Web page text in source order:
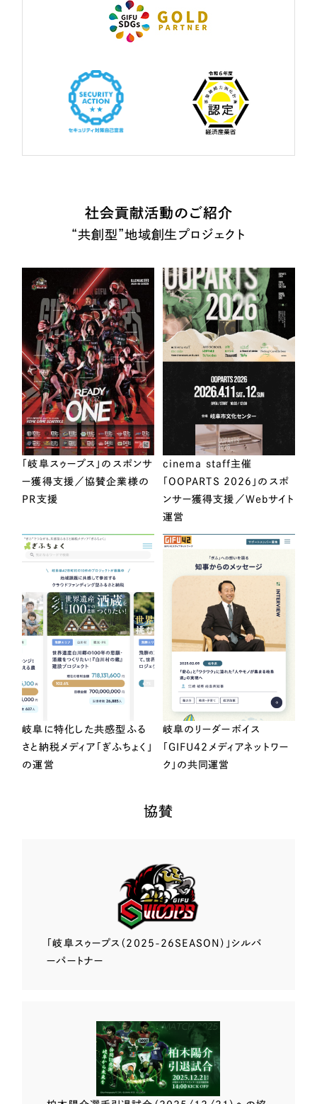
社会貢献活動のご紹介
“共創型”地域創生プロジェクト
「岐阜スゥープス」のスポンサ
ー獲得支援／協賛企業様の
PR支援
cinema staff主催
「OOPARTS 2026」のスポ
ンサー獲得支援／Webサイト
運営
岐阜に特化した共感型ふる
さと納税メディア「ぎふちょく」
の運営
岐阜のリーダーボイス
「GIFU42メディアネットワー
ク」の共同運営
協賛
「岐阜スゥープス （2025-26SEASON）」 シルバ
ーパートナー